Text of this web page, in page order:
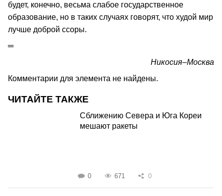
будет, конечно, весьма слабое государственное
образование, но в таких случаях говорят, что худой мир
лучше доброй ссоры.
═
Никосия–Москва
Комментарии для элемента не найдены.
ЧИТАЙТЕ ТАКЖЕ
Сближению Севера и Юга Кореи
мешают ракеты
0 671 0